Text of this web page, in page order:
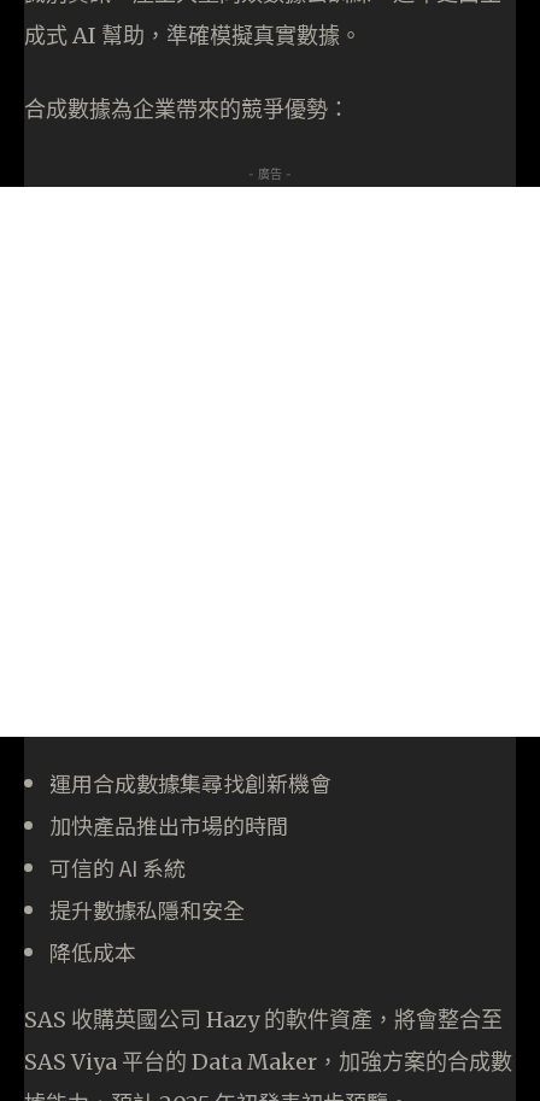
成式 AI 幫助，準確模擬真實數據。
合成數據為企業帶來的競爭優勢：
- 廣告 -
運用合成數據集尋找創新機會
加快產品推出市場的時間
可信的 AI 系統
提升數據私隱和安全
降低成本
SAS 收購英國公司 Hazy 的軟件資產，將會整合至
SAS Viya 平台的 Data Maker，加強方案的合成數